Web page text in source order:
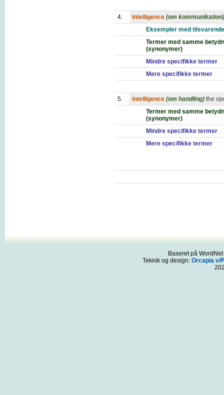
4. intelligence (om kommunikation)
Eksempler med
Termer med samme
(synonymer)
Mindre specifikke termer
Mere specifikke termer
5. intelligence (om handling) the
Termer med samme
(synonymer)
Mindre specifikke termer
Mere specifikke termer
Baseret på
Teknik og design: Orcapia v/